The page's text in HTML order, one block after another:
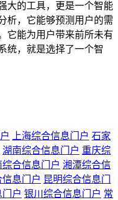
的工具，更是一个智能
析，它能够预测用户的需
它能为用户带来前所未有
统，就是选择了一个智
上海综合信息门户 石家
湖南综合信息门户 重庆综
综合信息门户 湘潭综合信
息门户 昆明综合信息门
户 银川综合信息门户 常